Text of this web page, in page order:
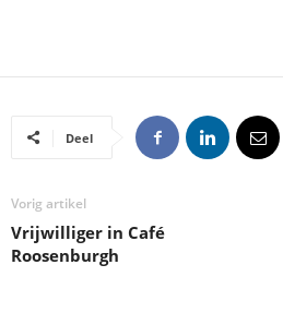
Deel
Vorig artikel
Vrijwilliger in Café
Roosenburgh